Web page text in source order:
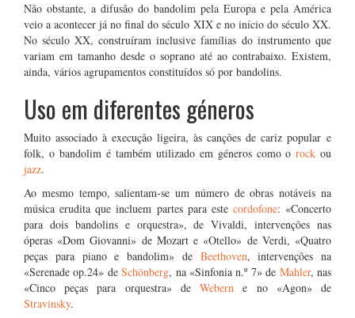
Não obstante, a difusão do bandolim pela Europa e pela América
veio a acontecer já no final do século XIX e no início do século XX.
No século XX, construíram inclusive famílias do instrumento que
variam em tamanho desde o soprano até ao contrabaixo. Existem,
ainda, vários agrupamentos constituídos só por bandolins.
Uso em diferentes géneros
Muito associado à execução ligeira, às canções de cariz popular e
folk, o bandolim é também utilizado em géneros como orock ou
jazz.
Ao mesmo tempo, salientam-se um número de obras notáveis na
música erudita que incluem partes para este cordofone: «Concerto
para dois bandolins e orquestra», de Vivaldi, intervenções nas
óperas «Dom Giovanni» de Mozart e «Otello» de Verdi, «Quatro
peças para piano e bandolim» de Beethoven, intervenções na
«Serenade op.24» deSchönberg, na «Sinfonia n.º 7» de Mahler, nas
«Cinco peças para orquestra» deWebern e no «Agon» de
Stravinsky.